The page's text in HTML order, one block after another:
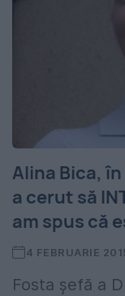
Alina Bica,
a cerut să
am spus că
4 FEBRUARIE
Fosta șefă a